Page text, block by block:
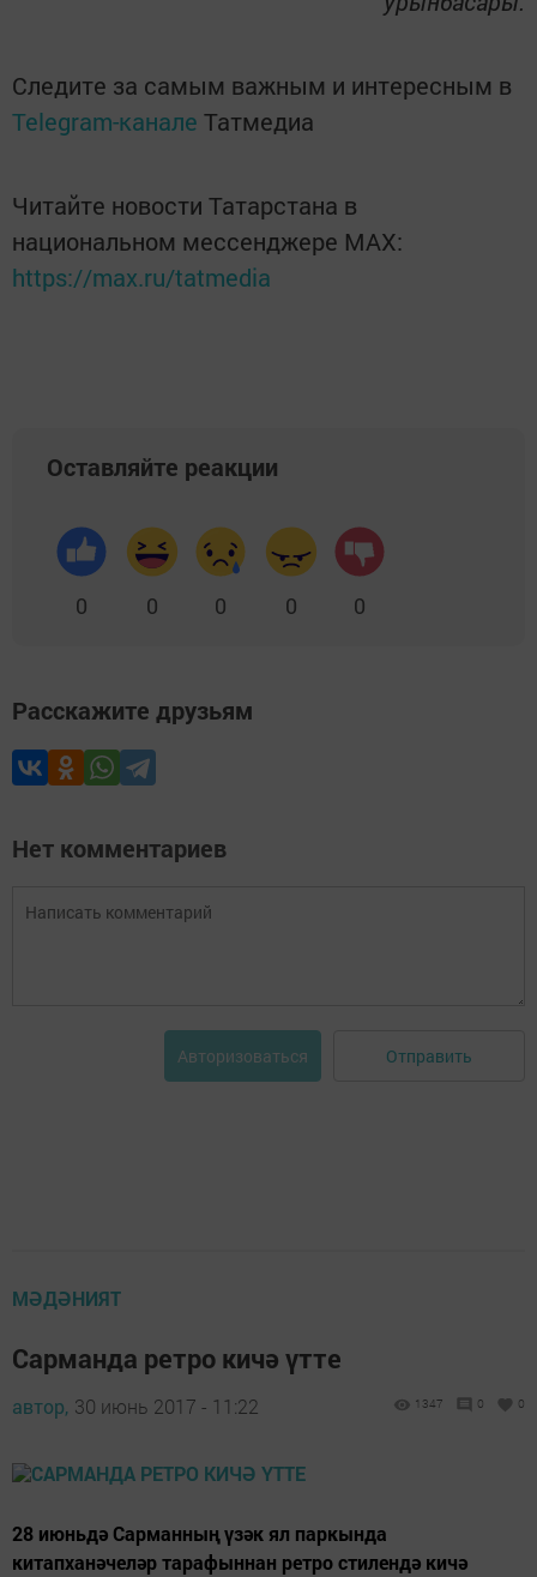
Следите за самым важным и интересным в
Telegram-канале Татмедиа
Читайте новости Татарстана в
национальном мессенджере MАХ:
https://max.ru/tatmedia
Оставляйте реакции
0 0 0 0 0
Расскажите друзьям
Нет комментариев
Авторизоваться Отправить
МӘДӘНИЯТ
Сарманда ретро кичә үтте
автор, 30 июнь 2017 - 11:22 1347 0 0
28 июньдә Сарманның үзәк ял паркында
китапханәчеләр тарафыннан ретро стилендә кичә